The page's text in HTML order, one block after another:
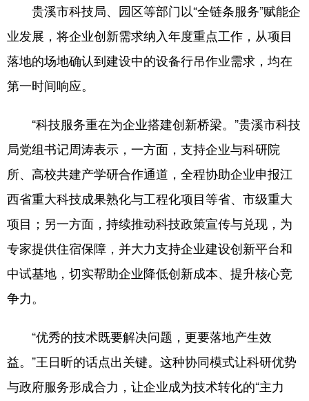
贵溪市科技局、园区等部门以“全链条服务”赋能企
业发展，将企业创新需求纳入年度重点工作，从项目
落地的场地确认到建设中的设备行吊作业需求，均在
第一时间响应。
“科技服务重在为企业搭建创新桥梁。”贵溪市科技
局党组书记周涛表示，一方面，支持企业与科研院
所、高校共建产学研合作通道，全程协助企业申报江
西省重大科技成果熟化与工程化项目等省、市级重大
项目；另一方面，持续推动科技政策宣传与兑现，为
专家提供住宿保障，并大力支持企业建设创新平台和
中试基地，切实帮助企业降低创新成本、提升核心竞
争力。
“优秀的技术既要解决问题，更要落地产生效
益。”王日昕的话点出关键。这种协同模式让科研优势
与政府服务形成合力，让企业成为技术转化的“主力